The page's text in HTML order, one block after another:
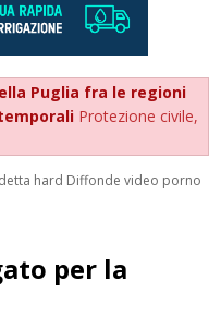
Puglia fra le regioni
Protezione civile,
hard Diffonde video porno
per la